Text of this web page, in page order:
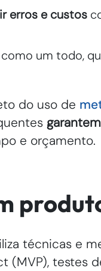
erros e custos
um todo,
do uso de
e orçamento.
técnicas e
(MVP), testes